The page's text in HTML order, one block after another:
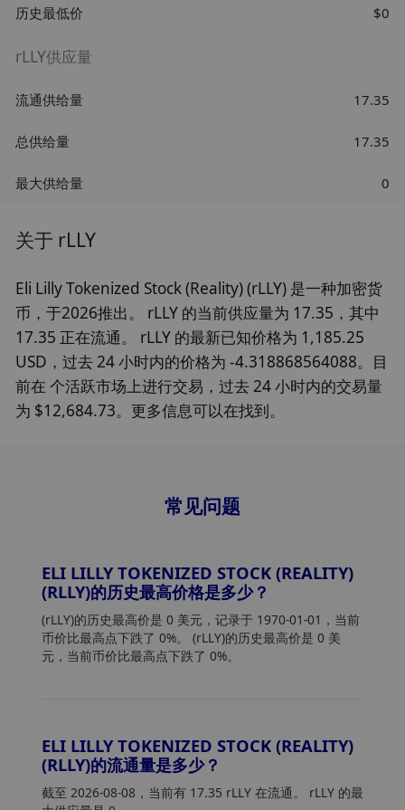
历史最低价 $0
rLLY供应量
流通供给量 17.35
总供给量 17.35
最大供给量 0
关于 rLLY
Eli Lilly Tokenized Stock (Reality) (rLLY) 是一种加密货
币，于2026推出。 rLLY 的当前供应量为 17.35，其中
17.35 正在流通。 rLLY 的最新已知价格为 1,185.25
USD，过去 24 小时内的价格为 -4.318868564088。目
前在 个活跃市场上进行交易，过去 24 小时内的交易量
为 $12,684.73。更多信息可以在找到。
常见问题
ELI LILLY TOKENIZED STOCK (REALITY)
(RLLY)的历史最高价格是多少？
(rLLY)的历史最高价是 0 美元，记录于 1970-01-01，当前
币价比最高点下跌了 0%。 (rLLY)的历史最高价是 0 美
元，当前币价比最高点下跌了 0%。
ELI LILLY TOKENIZED STOCK (REALITY)
(RLLY)的流通量是多少？
截至 2026-08-08，当前有 17.35 rLLY 在流通。 rLLY 的最